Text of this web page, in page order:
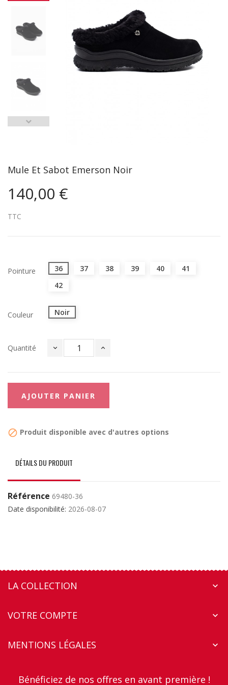
Mule Et Sabot Emerson Noir
140,00 €
TTC
Pointure 36 37 38 39 40
41
42
Couleur Noir
Quantité
AJOUTER PANIER
 Produit disponible avec d'autres options
DÉTAILS DU PRODUIT
Référence 69480-36
Date disponibilité: 2026-08-07
LA COLLECTION 
VOTRE COMPTE 
MENTIONS LÉGALES 
Bénéficiez de nos offres en avant première !